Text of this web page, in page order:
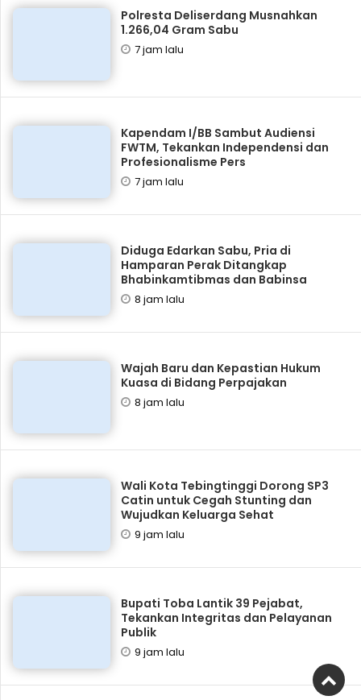
Polresta Deliserdang Musnahkan
1.266,04 Gram Sabu
7 jam lalu
Kapendam I/BB Sambut Audiensi
FWTM, Tekankan Independensi dan
Profesionalisme Pers
7 jam lalu
Diduga Edarkan Sabu, Pria di
Hamparan Perak Ditangkap
Bhabinkamtibmas dan Babinsa
8 jam lalu
Wajah Baru dan Kepastian Hukum
Kuasa di Bidang Perpajakan
8 jam lalu
Wali Kota Tebingtinggi Dorong SP3
Catin untuk Cegah Stunting dan
Wujudkan Keluarga Sehat
9 jam lalu
Bupati Toba Lantik 39 Pejabat,
Tekankan Integritas dan Pelayanan
Publik
9 jam lalu